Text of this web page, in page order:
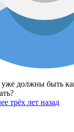
уже должны быть
трёх лет назад